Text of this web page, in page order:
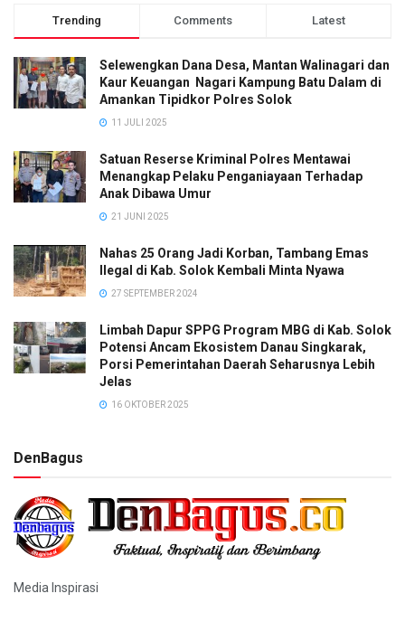
Trending Comments Latest
Selewengkan Dana Desa, Mantan Walinagari dan
Kaur Keuangan Nagari Kampung Batu Dalam di
Amankan Tipidkor Polres Solok
11 JULI 2025
Satuan Reserse Kriminal Polres Mentawai
Menangkap Pelaku Penganiayaan Terhadap
Anak Dibawa Umur
21 JUNI 2025
Nahas 25 Orang Jadi Korban, Tambang Emas
Ilegal di Kab. Solok Kembali Minta Nyawa
27 SEPTEMBER 2024
Limbah Dapur SPPG Program MBG di Kab. Solok
Potensi Ancam Ekosistem Danau Singkarak,
Porsi Pemerintahan Daerah Seharusnya Lebih
Jelas
16 OKTOBER 2025
DenBagus
Media Inspirasi